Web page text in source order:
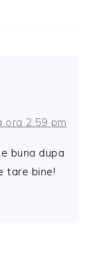
ora 2:59 pm
buna dupa
tare bine!